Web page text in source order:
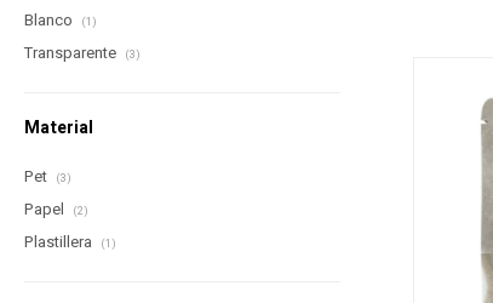
Blanco (1)
Transparente (3)
Material
Pet (3)
Papel (2)
Plastillera (1)